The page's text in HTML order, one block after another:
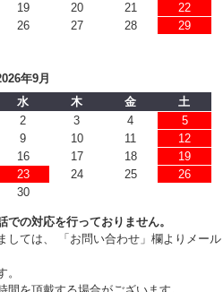
19 20 21
22
26 27 28
29
年9月
水 木 金
土
2 3 4
5
9 10 11
12
16 17 18
19
23 24 25
26
30
の対応を行っておりません。
しては、 「お問い合わせ」欄よりメール